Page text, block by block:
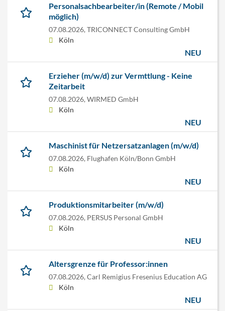
Personalsachbearbeiter/in (Remote / Mobil
möglich)
07.08.2026, TRICONNECT Consulting GmbH
Köln
NEU
Erzieher (m/w/d) zur Vermttlung - Keine
Zeitarbeit
07.08.2026, WIRMED GmbH
Köln
NEU
Maschinist für Netzersatzanlagen (m/w/d)
07.08.2026, Flughafen Köln/Bonn GmbH
Köln
NEU
Produktionsmitarbeiter (m/w/d)
07.08.2026, PERSUS Personal GmbH
Köln
NEU
Altersgrenze für Professor:innen
07.08.2026, Carl Remigius Fresenius Education AG
Köln
NEU